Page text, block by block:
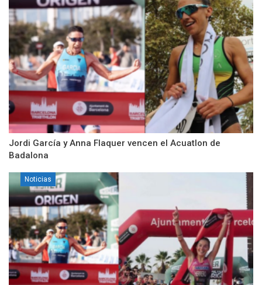
Jordi García y Anna Flaquer vencen el Acuatlon de
Badalona
Noticias